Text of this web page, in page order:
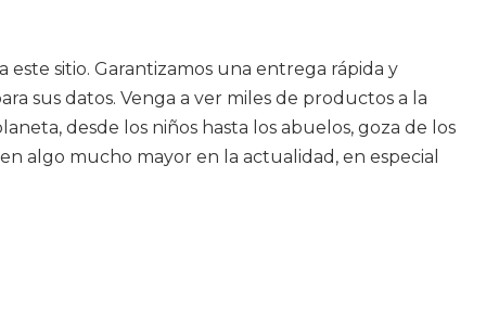
sitio. Garantizamos una entrega rápida y
sus datos. Venga a ver miles de productos a la
desde los niños hasta los abuelos, goza de los
algo mucho mayor en la actualidad, en especial